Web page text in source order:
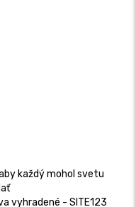
každý mohol svetu
vyhradené - SITE123